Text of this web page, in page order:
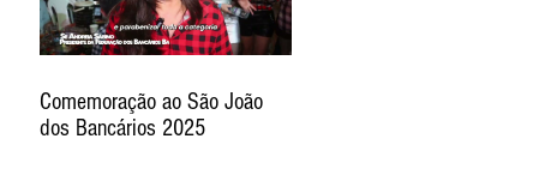
Comemoração ao São João
dos Bancários 2025